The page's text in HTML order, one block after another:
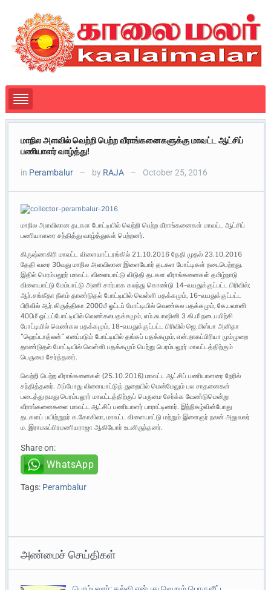
மாநில அளவில் வெற்றி பெற்ற வீராங்கனைகளுக்கு மாவட்ட ஆட்சிப்
பணியாளர் வாழ்த்து!
in Perambalur — by RAJA — October 25, 2016
மாநில அளவிலான தடகள போட்டியில் வெற்றி பெற்ற வீராங்கனைகள் மாவட்ட ஆட்சிப்
பணியாளரை சந்தித்து வாழ்த்துகள் பெற்றனர்.
கிருஷ்ணகிரி மாவட்ட விளையாட்டரங்கில் 21.10.2016 தேதி முதல் 23.10.2016
தேதி வரை 30வது மாநில அளவிலான இளையோர் தடகள போட்டிகள் நடைபெற்றது.
இதில் பெரம்பலூர் மாவட்ட விளையாட்டு விடுதி தடகள வீராங்கனைகள் தமிழ்நாடு
விளையாட்டு மேம்பாட்டு அணி சார்பாக கலந்து கொண்டு 14-வயதுக்குட்பட்ட பிரிவில்;
ஆர்.சங்கீதா நீளம் தாண்டுதல் போட்டியில் வெள்ளி பதக்கமும், 16-வயதுக்குட்பட்ட
பிரிவில் ஆர்.கிருத்திகா 2000மீ ஓட்டப் போட்டியில் வெண்கல பதக்கமும், கே.பவானி
400மீ ஓட்டப்போட்டியில் வெண்கலபதக்கமும், எம்.சுபாஷினி 3 கி.மீ நடைபயிற்சி
போட்டியில் வெண்கல பதக்கமும், 18-வயதுக்குட்பட்ட பிரிவில் ஜெ.மிஸ்பா அனிதா
“ஹெப்டாத்லன்” எனப்படும் போட்டியில் தங்கப் பதக்கமும், என்.நாகப்பிரியா மும்முறை
தாண்டுதல் போட்டியில் வெள்ளி பதக்கமும் பெற்று பெரம்பலூர் மாவட்டத்திற்கும்
பெருமை சேர்த்தனர்.
வெற்றி பெற்ற வீராங்கனைகள் (25.10.2016) மாவட்ட ஆட்சிப் பணியாளரை நேரில்
சந்தித்தனர். அப்போது விளையாட்டுத் துறையில் மென்மேலும் பல சாதனைகள்
படைத்து நமது பெரம்பலூர் மாவட்டத்திற்குப் பெருமை சேர்க்க வேண்டுமென்று
வீராங்கனைகளை மாவட்ட ஆட்சிப் பணியாளர் பாராட்டினார். இந்நிகழ்வின்போது
தடகளப் பயிற்றுநர் க.கோகிலா, மாவட்ட விளையாட்டு மற்றும் இளைஞர் நலன் அலுவலர்
ம. இராமசுப்பிரமணியராஜா ஆகியோர் உடனிருந்தனர்.
Share on:
WhatsApp
Tags: Perambalur
அண்மைச் செய்திகள்